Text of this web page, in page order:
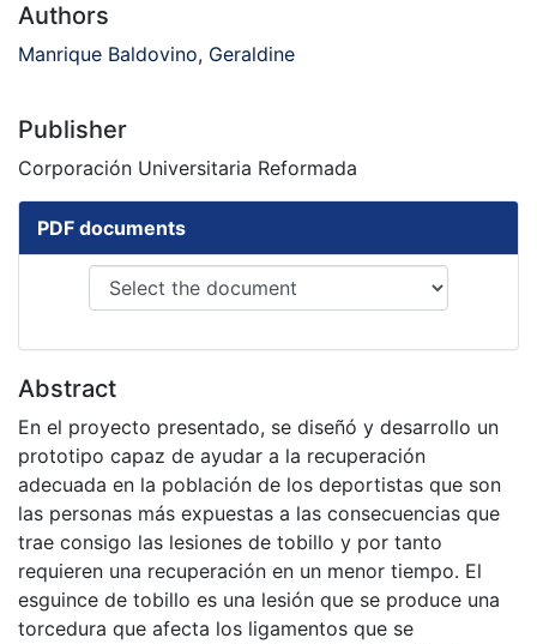
Authors
Manrique Baldovino, Geraldine
Publisher
Corporación Universitaria Reformada
PDF documents
Abstract
En el proyecto presentado, se diseñó y desarrollo un
prototipo capaz de ayudar a la recuperación
adecuada en la población de los deportistas que son
las personas más expuestas a las consecuencias que
trae consigo las lesiones de tobillo y por tanto
requieren una recuperación en un menor tiempo. El
esguince de tobillo es una lesión que se produce una
torcedura que afecta los ligamentos que se